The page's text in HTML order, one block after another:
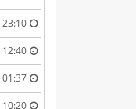
23:10
12:40
01:37
10:20